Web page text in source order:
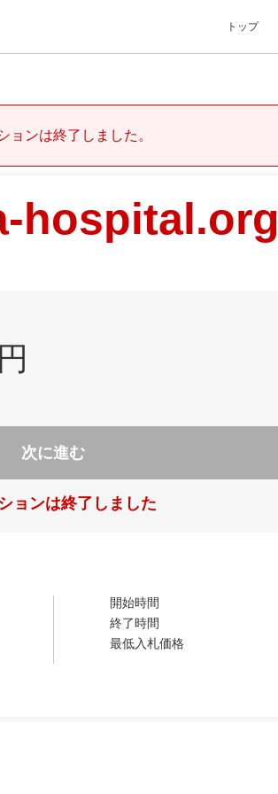
トップ
ョンは終了しました。
hospital.org
円
次に進む
ョンは終了しました
開始時間
終了時間
最低入札価格